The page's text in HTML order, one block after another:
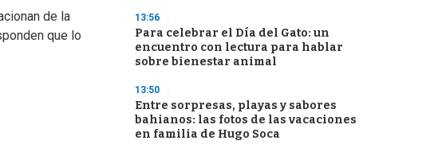
de la
que lo
13:56
Para celebrar el Día del Gato: un
encuentro con lectura para hablar
sobre bienestar animal
13:50
Entre sorpresas, playas y sabores
bahianos: las fotos de las vacaciones
en familia de Hugo Soca